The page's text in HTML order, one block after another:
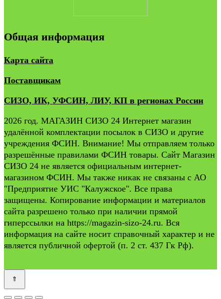
Общая информация
Карта сайта
Поставщикам
СИЗО, ИК, УФСИН, ЛИУ, КП в регионах России
2026 год. МАГАЗИН СИЗО 24 Интернет магазин
удалённой комплектации посылок в СИЗО и другие
учреждения ФСИН. Внимание! Мы отправляем только
разрешённые правилами ФСИН товары. Сайт Магазин
СИЗО 24 не является официальным интернет-
магазином ФСИН. Мы также никак не связаны с АО
"Предприятие УИС "Калужское". Все права
защищены. Копирование информации и материалов
сайта разрешено только при наличии прямой
гиперссылки на https://magazin-sizo-24.ru. Вся
информация на сайте носит справочный характер и не
является публичной офертой (п. 2 ст. 437 Гк Рф).